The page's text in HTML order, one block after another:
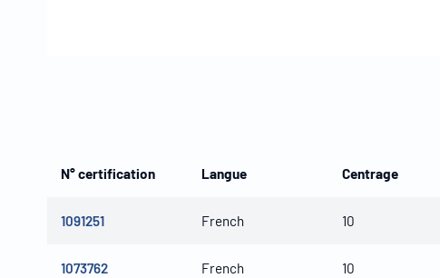
N° certification Langue Centrage
1091251 French 10
1073762 French 10